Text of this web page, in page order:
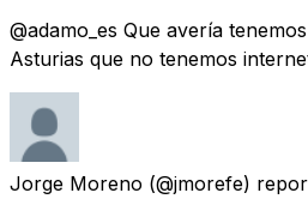
@adamo_es Que avería
Asturias que no tenemos
Jorge Moreno (@jmorefe)